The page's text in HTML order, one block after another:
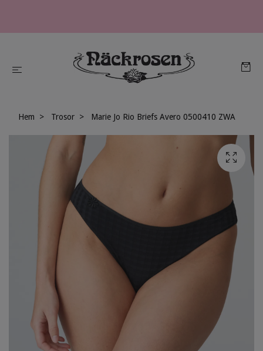
Hem Trosor Marie Jo Rio Briefs Avero 0500410 ZWA